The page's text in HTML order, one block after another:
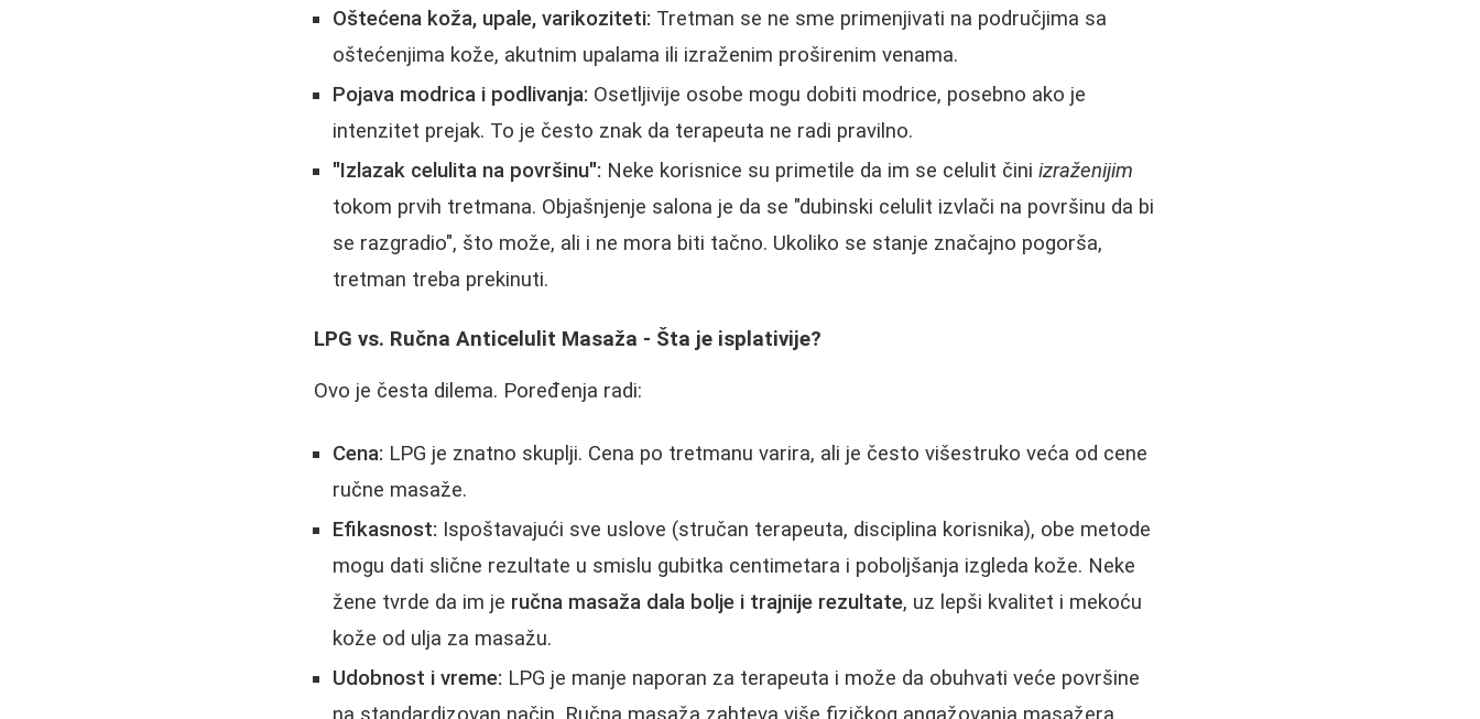
Oštećena koža, upale, varikoziteti: Tretman se ne sme primenjivati na područjima sa
oštećenjima kože, akutnim upalama ili izraženim proširenim venama.
Pojava modrica i podlivanja: Osetljivije osobe mogu dobiti modrice, posebno ako je
intenzitet prejak. To je često znak da terapeuta ne radi pravilno.
"Izlazak celulita na površinu": Neke korisnice su primetile da im se celulit činiizraženijim
tokom prvih tretmana. Objašnjenje salona je da se "dubinski celulit izvlači na površinu da bi
se razgradio", što može, ali i ne mora biti tačno. Ukoliko se stanje značajno pogorša,
tretman treba prekinuti.
LPG vs. Ručna Anticelulit Masaža - Šta je isplativije?
Ovo je česta dilema. Poređenja radi:
Cena: LPG je znatno skuplji. Cena po tretmanu varira, ali je često višestruko veća od cene
ručne masaže.
Efikasnost: Ispoštavajući sve uslove (stručan terapeuta, disciplina korisnika), obe metode
mogu dati slične rezultate u smislu gubitka centimetara i poboljšanja izgleda kože. Neke
žene tvrde da im je ručna masaža dala bolje i trajnije rezultate, uz lepši kvalitet i mekoću
kože od ulja za masažu.
Udobnost i vreme: LPG je manje naporan za terapeuta i može da obuhvati veće površine
na standardizovan način. Ručna masaža zahteva više fizičkog angažovanja masažera.